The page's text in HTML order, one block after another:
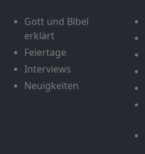
Gott und Bibel
erklärt
Feiertage
Interviews
Neuigkeiten